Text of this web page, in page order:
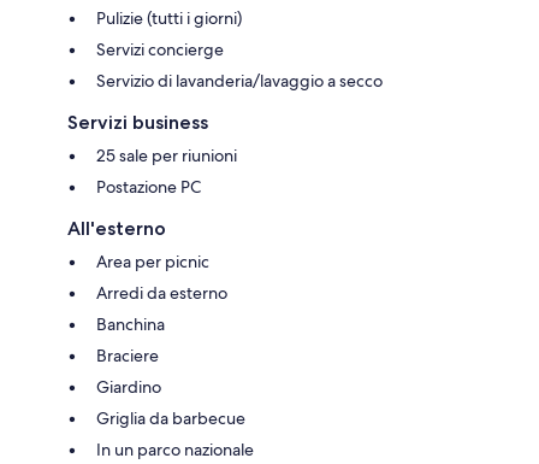
Pulizie (tutti i giorni)
Servizi concierge
Servizio di lavanderia/lavaggio a secco
Servizi business
25 sale per riunioni
Postazione PC
All'esterno
Area per picnic
Arredi da esterno
Banchina
Braciere
Giardino
Griglia da barbecue
In un parco nazionale